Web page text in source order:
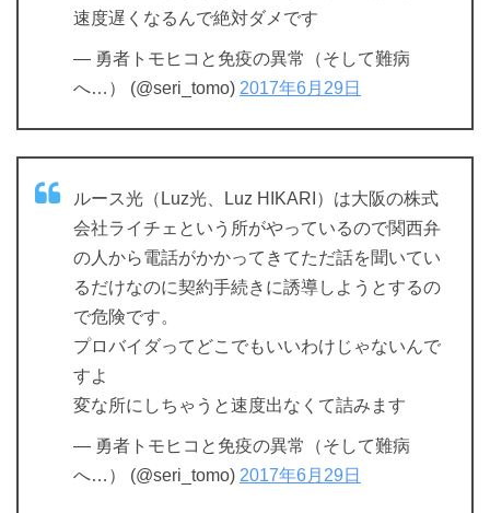
速度遅くなるんで絶対ダメです
— 勇者トモヒコと免疫の異常（そして難病
へ…） (@seri_tomo) 2017年6月29日
ルース光（Luz光、Luz HIKARI）は大阪の株式
会社ライチェという所がやっているので関西弁
の人から電話がかかってきてただ話を聞いてい
るだけなのに契約手続きに誘導しようとするの
で危険です。
プロバイダってどこでもいいわけじゃないんで
すよ
変な所にしちゃうと速度出なくて詰みます
— 勇者トモヒコと免疫の異常（そして難病
へ…） (@seri_tomo) 2017年6月29日